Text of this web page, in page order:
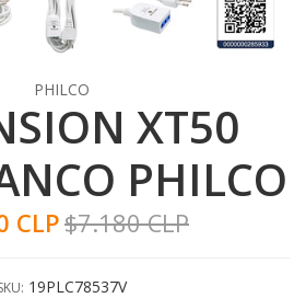
PHILCO
XT50
PHILCO
CLP$7.180 CLP
19PLC78537V